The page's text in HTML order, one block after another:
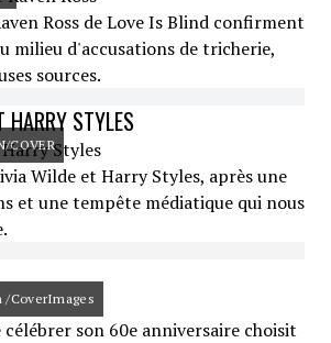
Ross de Love Is Blind confirment
milieu d'accusations de tricherie,
sources.
HARRY STYLES
COVER
Wilde et Harry Styles, après une
et une tempête médiatique qui nous
/CoverImages
son 60e anniversaire choisit